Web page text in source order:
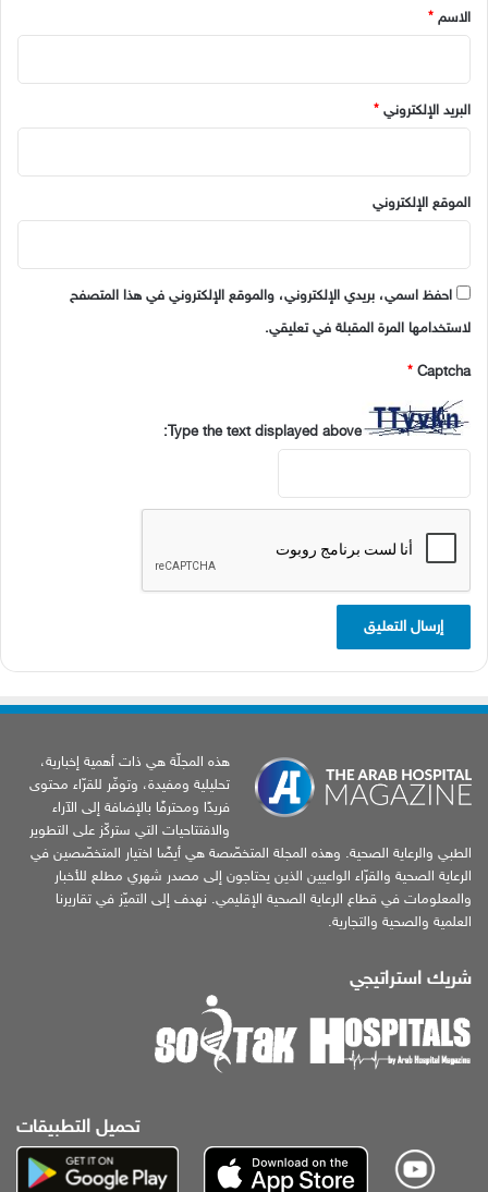
*
الاسم *
البريد الإلكتروني *
الموقع الإلكتروني
احفظ اسمي، بريدي الإلكتروني، والموقع الإلكتروني في هذا المتصفح
لاستخدامها المرة المقبلة في تعليقي.
Captcha
*
Type the text displayed above:
هذه المجلّة هي ذات أهمية إخبارية،
تحليلية ومفيدة، وتوفّر للقرّاء محتوى
فريدًا ومحترفًا بالإضافة إلى الآراء
والافتتاحيات التي ستركّز على التطوير
الطبي والرعاية الصحية. وهذه المجلة المتخصّصة هي أيضًا اختيار المتخصّصين في
الرعاية الصحية والقرّاء الواعيين الذين يحتاجون إلى مصدر شهري مطلع للأخبار
والمعلومات في قطاع الرعاية الصحية الإقليمي. نهدف إلى التميّز في تقاريرنا
العلمية والصحية والتجارية.
شريك استراتيجي
تحميل التطبيقات